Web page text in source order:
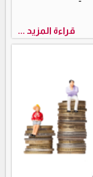
قراءة المزيد ...